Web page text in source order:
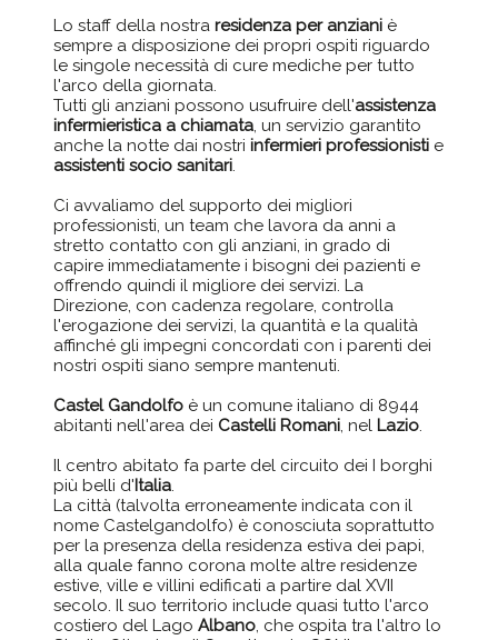
Lo staff della nostraresidenza per anziani è
sempre a disposizione dei propri ospiti riguardo
le singole necessità di cure mediche per tutto
l'arco della giornata.
Tutti gli anziani possono usufruire dell'assistenza
infermieristica a chiamata, un servizio garantito
anche la notte dai nostriinfermieri professionisti e
assistenti socio sanitari.
Ci avvaliamo del supporto dei migliori
professionisti, un team che lavora da anni a
stretto contatto con gli anziani, in grado di
capire immediatamente i bisogni dei pazienti e
offrendo quindi il migliore dei servizi. La
Direzione, con cadenza regolare, controlla
l'erogazione dei servizi, la quantità e la qualità
affinché gli impegni concordati con i parenti dei
nostri ospiti siano sempre mantenuti.
Castel Gandolfo è un comune italiano di 8944
abitanti nell'area dei Castelli Romani, nel Lazio.
Il centro abitato fa parte del circuito dei I borghi
più belli d'Italia.
La città (talvolta erroneamente indicata con il
nome Castelgandolfo) è conosciuta soprattutto
per la presenza della residenza estiva dei papi,
alla quale fanno corona molte altre residenze
estive, ville e villini edificati a partire dal XVII
secolo. Il suo territorio include quasi tutto l'arco
costiero del LagoAlbano, che ospita tra l'altro lo